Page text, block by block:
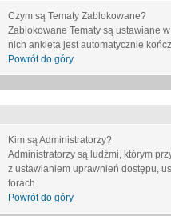
Czym są Tematy Zablokowane?
Zablokowane Tematy są ustawiane
nich ankieta jest automatycznie
Powrót do góry
Kim są Administratorzy?
Administratorzy są ludźmi, którym
z ustawianiem uprawnień dostępu,
forach.
Powrót do góry